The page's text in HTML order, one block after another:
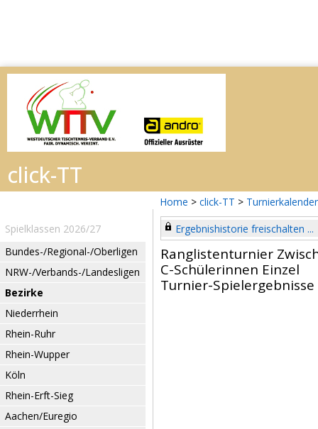
Home > click-TT > Turnierkalender
Spielklassen 2026/27
Bundes-/Regional-/Oberligen
NRW-/Verbands-/Landesligen
Bezirke
Niederrhein
Rhein-Ruhr
Rhein-Wupper
Köln
Rhein-Erft-Sieg
Aachen/Euregio
Ergebnishistorie freischalten ...
Ranglistenturnier
C-Schülerinnen Einzel
Turnier-Spielergebnisse